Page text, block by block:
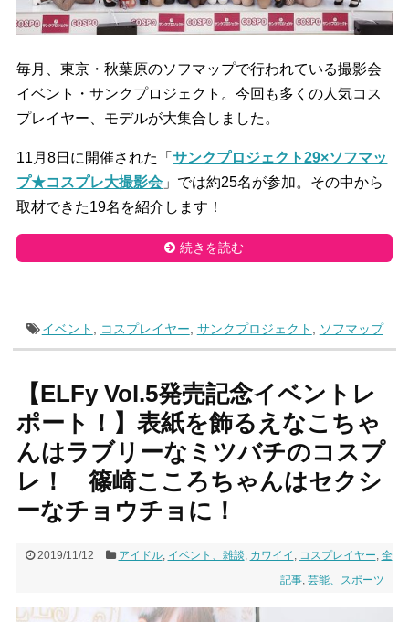
毎月、東京・秋葉原のソフマップで行われている撮影会
イベント・サンクプロジェクト。今回も多くの人気コス
プレイヤー、モデルが大集合しました。
11月8日に開催された「サンクプロジェクト29×ソフマッ
プ★コスプレ大撮影会 」では約25名が参加。その中から
取材できた19名を紹介します！
続きを読む
イベント コスプレイヤー サンクプロジェクト ソフマップ
【ELFy Vol.5発売記念イベントレ
ポート！】表紙を飾るえなこちゃ
んはラブリーなミツバチのコスプ
レ！ 篠崎こころちゃんはセクシ
ーなチョウチョに！
2019/11/12 アイドル, イベント、雑談, カワイイ , コスプレイヤー, 全
記事,芸能、スポーツ